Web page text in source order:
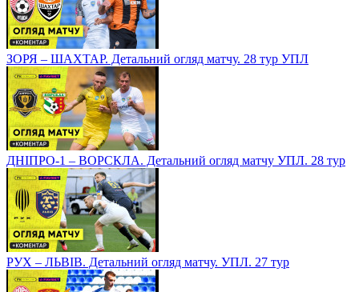
ЗОРЯ – ШАХТАР. Детальний огляд матчу. 28 тур УПЛ
ДНІПРО-1 – ВОРСКЛА. Детальний огляд матчу УПЛ. 28 тур
РУХ – ЛЬВІВ. Детальний огляд матчу. УПЛ. 27 тур